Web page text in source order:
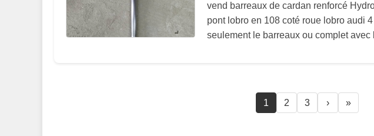
vend barreaux de cardan renforcé
pont lobro en 108 coté roue lobro audi
seulement le barreaux ou complet avec
1 2 3 › »